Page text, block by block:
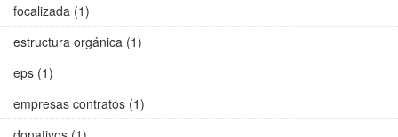
focalizada (1)
estructura orgánica (1)
eps (1)
empresas contratos (1)